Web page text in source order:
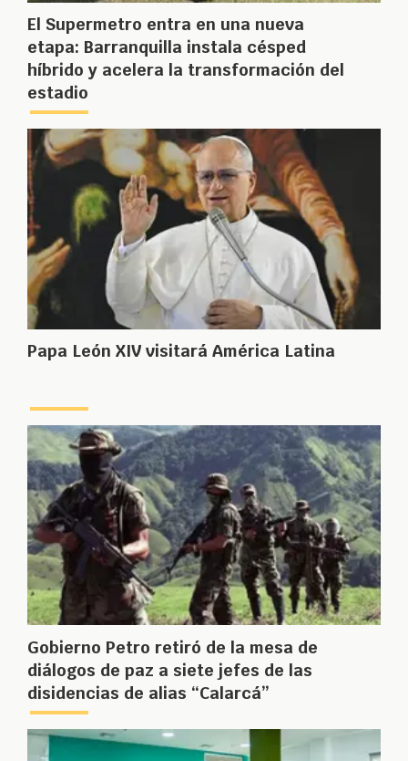
El Supermetro entra en una nueva
etapa: Barranquilla instala césped
híbrido y acelera la transformación del
estadio
Papa León XIV visitará América Latina
Gobierno Petro retiró de la mesa de
diálogos de paz a siete jefes de las
disidencias de alias “Calarcá”